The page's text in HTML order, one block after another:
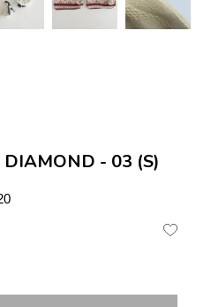
- 03 (S)